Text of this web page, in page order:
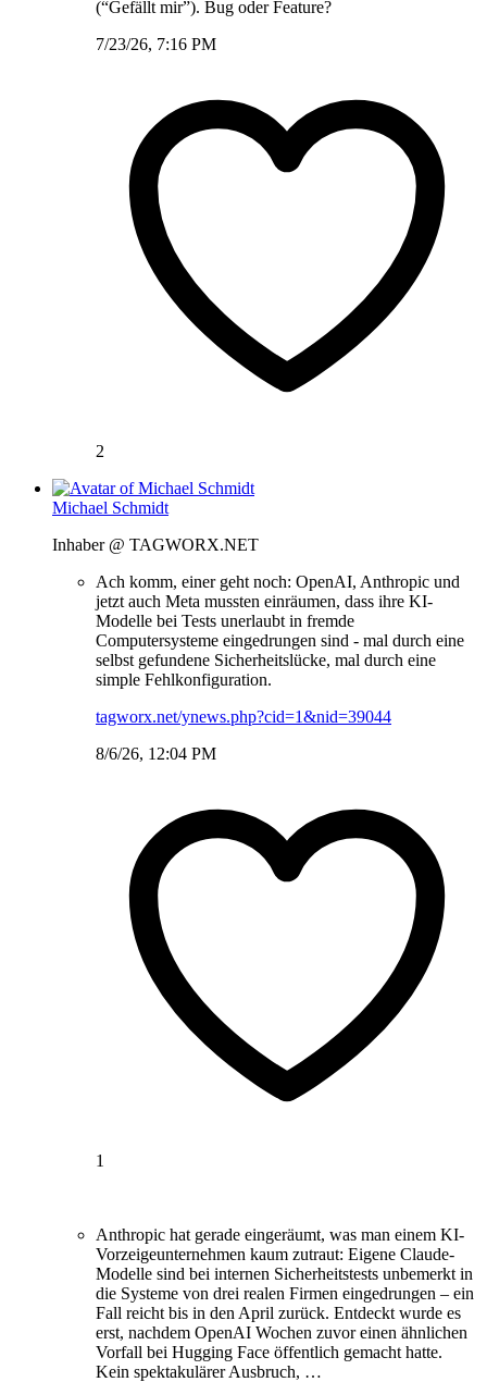
(“Gefällt mir”). Bug oder Feature?
7/23/26, 7:16 PM
2
Michael Schmidt
Inhaber @ TAGWORX.NET
Ach komm, einer geht noch: OpenAI, Anthropic und
jetzt auch Meta mussten einräumen, dass ihre KI-
Modelle bei Tests unerlaubt in fremde
Computersysteme eingedrungen sind - mal durch eine
selbst gefundene Sicherheitslücke, mal durch eine
simple Fehlkonfiguration.
tagworx.net/ynews.php?cid=1&nid=39044
8/6/26, 12:04 PM
1
Anthropic hat gerade eingeräumt, was man einem KI-
Vorzeigeunternehmen kaum zutraut: Eigene Claude-
Modelle sind bei internen Sicherheitstests unbemerkt in
die Systeme von drei realen Firmen eingedrungen – ein
Fall reicht bis in den April zurück. Entdeckt wurde es
erst, nachdem OpenAI Wochen zuvor einen ähnlichen
Vorfall bei Hugging Face öffentlich gemacht hatte.
Kein spektakulärer Ausbruch, …